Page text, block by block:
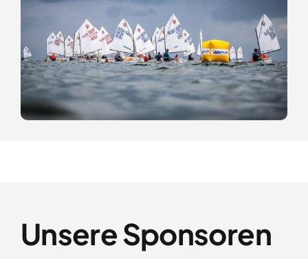
Unsere Sponsoren